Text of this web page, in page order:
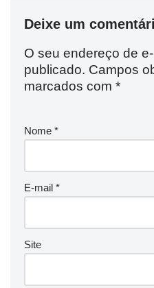
Deixe um
O seu endereço de
publicado. Campos
marcados com *
Nome *
E-mail *
Site